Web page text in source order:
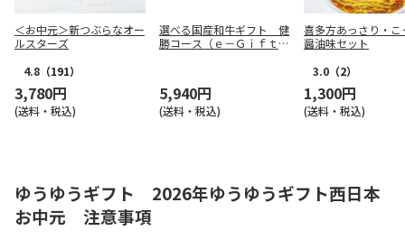
＜お中元＞新つぶらなオー
ルスターズ
4.8 （191）
3,780円
(送料・税込)
選べる国産和牛ギフト 健
勝コース（ｅ－Ｇｉｆｔ）
5,940円
(送料・税込)
喜多方あっさり・こ
醤油味セット
3.0 （2）
1,300円
(送料・税込)
ゆうゆうギフト 2026年ゆうゆうギフト西日本
お中元 注意事項